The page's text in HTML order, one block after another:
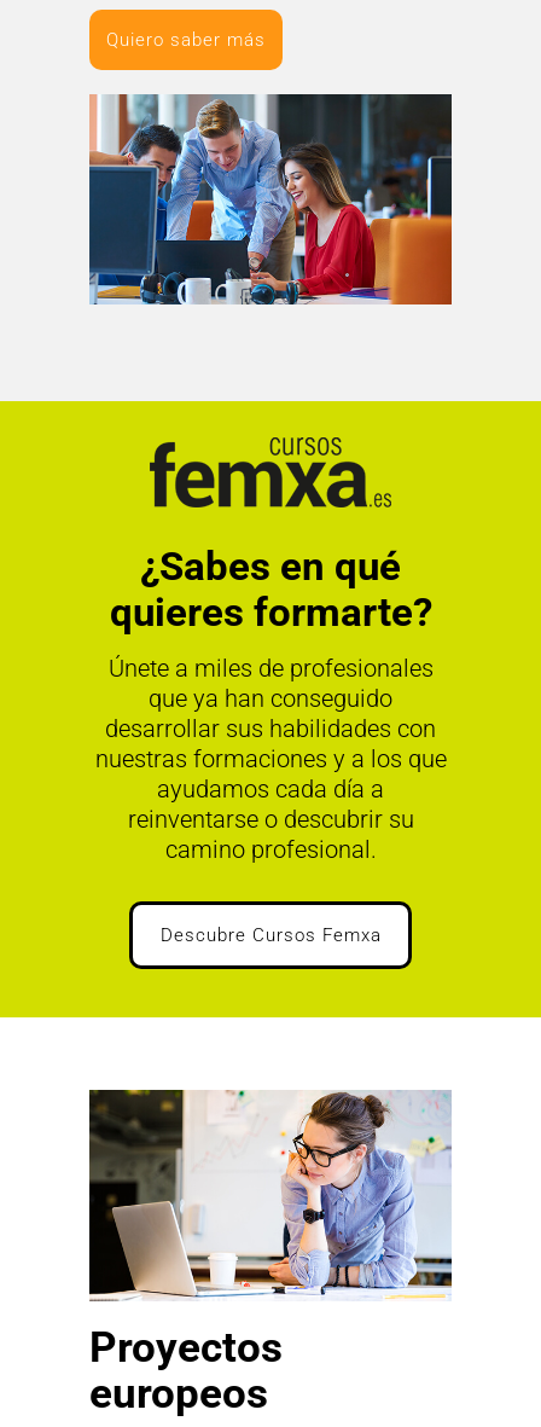
Quiero saber más
¿Sabes en qué
quieres formarte?
Únete a miles de profesionales
que ya han conseguido
desarrollar sus habilidades con
nuestras formaciones y a los que
ayudamos cada día a
reinventarse o descubrir su
camino profesional.
Descubre Cursos Femxa
Proyectos
europeos